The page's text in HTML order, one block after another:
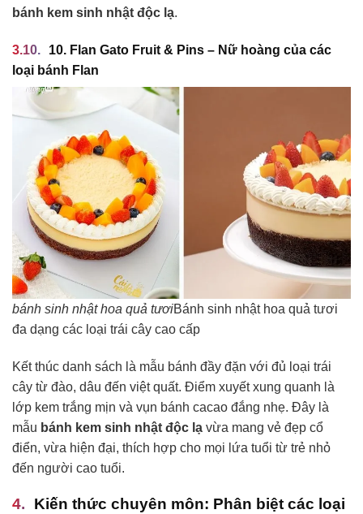
bánh kem sinh nhật độc lạ.
10. Flan Gato Fruit & Pins – Nữ hoàng của các
loại bánh Flan
bánh sinh nhật hoa quả tươiBánh sinh nhật hoa quả tươi
đa dạng các loại trái cây cao cấp
Kết thúc danh sách là mẫu bánh đầy đặn với đủ loại trái
cây từ đào, dâu đến việt quất. Điểm xuyết xung quanh là
lớp kem trắng mịn và vụn bánh cacao đắng nhẹ. Đây là
mẫu bánh kem sinh nhật độc lạ vừa mang vẻ đẹp cổ
điển, vừa hiện đại, thích hợp cho mọi lứa tuổi từ trẻ nhỏ
đến người cao tuổi.
Kiến thức chuyên môn: Phân biệt các loại